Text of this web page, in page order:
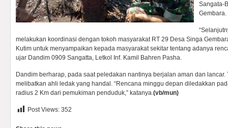
Sangata-
Gembara.
melakukan koordinasi dengan tokoh masyarakat RT 29 Desa Singa
Kutim untuk menyampaikan kepada masyarakat sekitar tentang adanya
ujar Dandim 0909 Sangatta, Letkol Inf. Kamil Bahren Pasha.
Dandim berharap, pada saat peledakan nantinya berjalan aman dan lancar.
melibatkan ahli ledak yang handal. “Rencana minggu depan diledakkan
radius 2 Km dari pemukiman penduduk,” katanya.(vb/mun)
Post Views: 352